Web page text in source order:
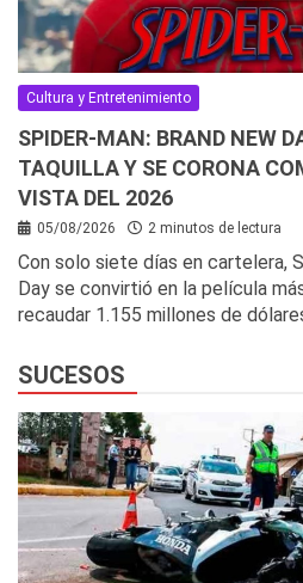
Cultura y Entretenimiento
SPIDER-MAN: BRAND NEW
TAQUILLA Y SE CORONA
VISTA DEL 2026
05/08/2026 2 minutos de lectura
Con solo siete días en cartelera,
Day se convirtió en la película
recaudar 1.155 millones de
SUCESOS